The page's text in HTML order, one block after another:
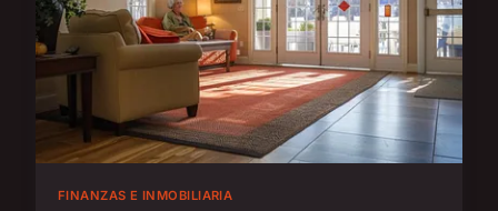
FINANZAS E INMOBILIARIA